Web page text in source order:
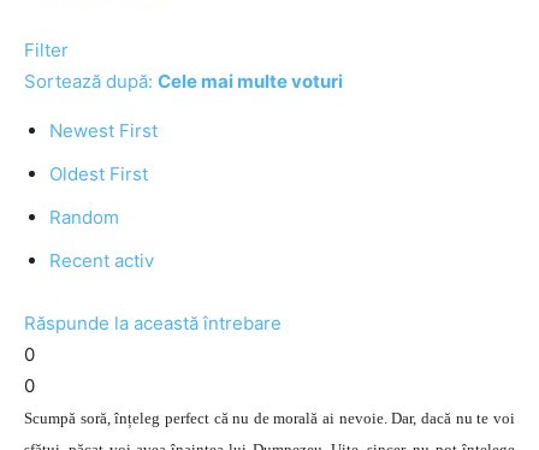
Filter
Sortează după: Cele mai multe voturi
Newest First
Oldest First
Random
Recent activ
Răspunde la această întrebare
0
0
Scumpă soră, înțeleg perfect că nu de morală ai nevoie. Dar, dacă nu te voi